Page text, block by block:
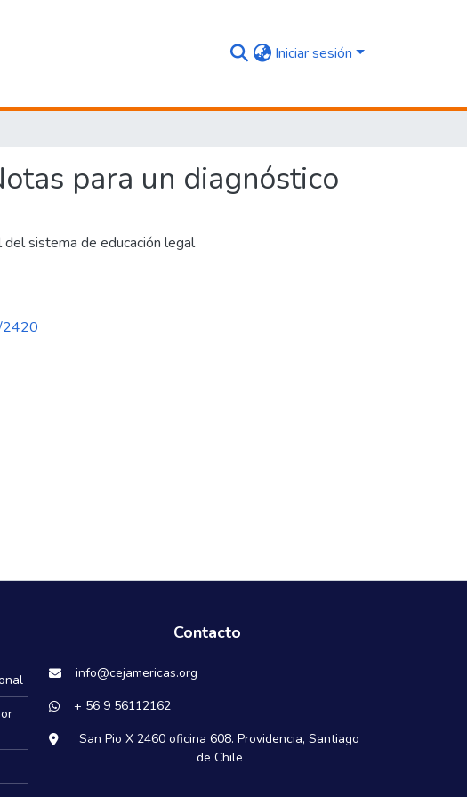
Iniciar sesión
para un diagnóstico
sistema de educación legal
2420
Contacto
info@cejamericas.org
+ 56 9 56112162
San Pio X 2460 oficina 608. Providencia, Santiago
de Chile